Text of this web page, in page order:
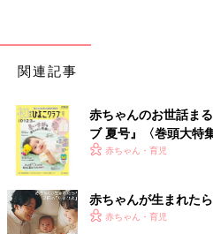
関連記事
赤ちゃんのお世話ま
ブ 夏号』〈巻頭大特
く！ おっぱい・ミル
赤ちゃん・育児
赤ちゃんが生まれた
赤ちゃん・育児